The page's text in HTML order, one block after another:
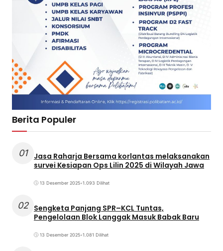
Berita Populer
01
Jasa Raharja Bersama korlantas melaksanakan
survei Kesiapan Ops Lilin 2025 di Wilayah Jawa
13 Desember 2025•1.093 Dilihat
02 Sengketa Panjang SPR–KCL Tuntas,
Pengelolaan Blok Langgak Masuk Babak Baru
13 Desember 2025•1.081 Dilihat